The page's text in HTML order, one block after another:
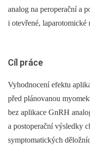
analog na peroperační a
i otevřené, laparotomické
Cíl práce
Vyhodnocení efektu
před plánovanou
bez aplikace GnRH
a postoperační výsledky
symptomatických